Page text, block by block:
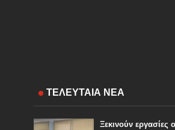
ΤΕΛΕΥΤΑΙΑ ΝΕΑ
Ξεκινούν